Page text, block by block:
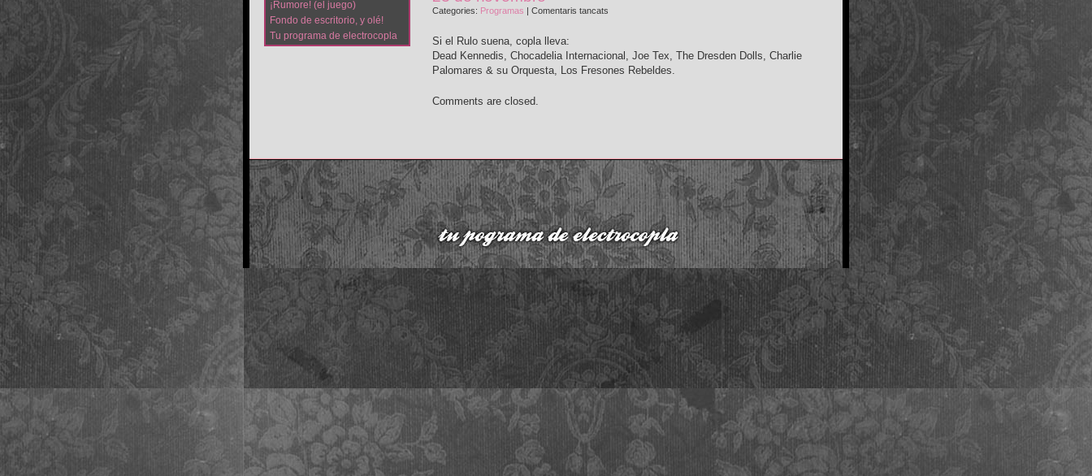
Categories: Programas | Comentaris tancats
novembre
Si el Rulo suena, copla lleva:
Dead Kennedis, Chocadelia Internacional, Joe Tex, The Dresden Dolls, Charlie
Palomares & su Orquesta, Los Fresones Rebeldes.
Comments are closed.
¡Rumore! (el juego)
Fondo de escritorio, y olé!
Tu programa de electrocopla